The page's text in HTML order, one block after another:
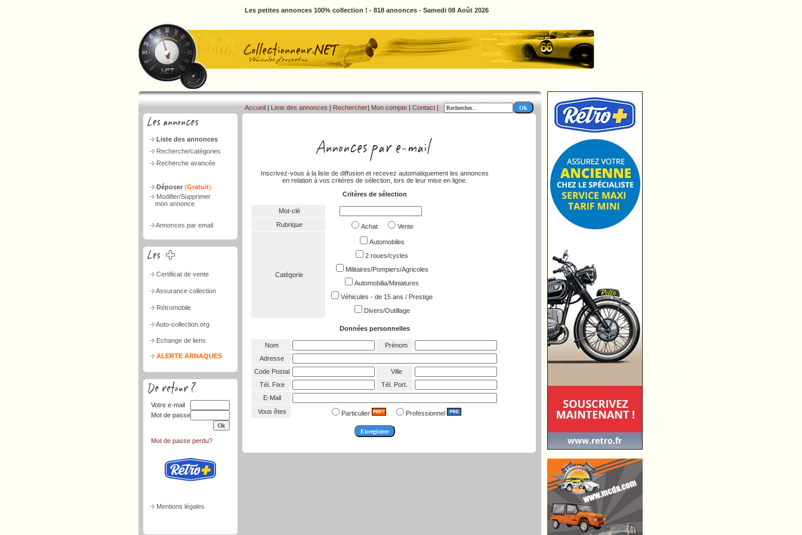
Les petites annonces 100% collection ! - 818 annonces - Samedi 08 Août 2026
Liste des annonces
Recherche/catégories
Recherche avancée
Déposer (Gratuit)
Modifier/Supprimer
mon annonce
Annonces par email
Certificat de vente
Assurance collection
Rétromobile
Auto-collection.org
Echange de liens
ALERTE ARNAQUES
Votre e-mail
Mot de passe
Mot de passe perdu?
Mentions légales
Accueil | Liste des annonces | Rechercher| Mon compte | Contact |
Inscrivez-vous à la liste de diffusion et recevez automatiquement les annonces
en relation à vos critères de sélection, lors de leur mise en ligne.
Critères de sélection
Mot-clé
Rubrique
Achat Vente
Catégorie
Automobiles
2 roues/cycles
Militaires/Pompiers/Agricoles
Automobilia/Miniatures
Véhicules - de 15 ans / Prestige
Divers/Outillage
Données personnelles
Nom
Prénom
Adresse
Code Postal
Ville
Tél. Fixe
Tél. Port.
E-Mail
Vous êtes
Particulier Professionnel